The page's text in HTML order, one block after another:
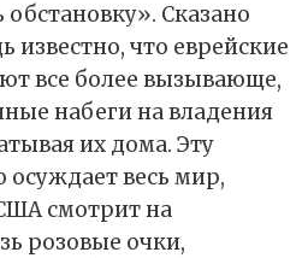
Сказано
известно, что еврейские
все более вызывающе,
набеги на владения
их дома. Эту
весь мир,
смотрит на
розовые очки,